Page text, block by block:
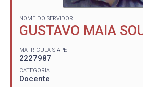
NOME DO SERVIDOR
GUSTAVO MAIA
MATRÍCULA SIAPE
2227987
CATEGORIA
Docente